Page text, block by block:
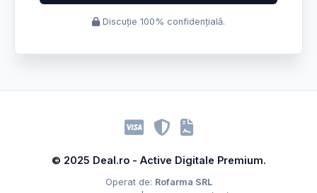
Discuție 100% confidențială.
© 2025 Deal.ro - Active Digitale Premium.
Operat de: Rofarma SRL